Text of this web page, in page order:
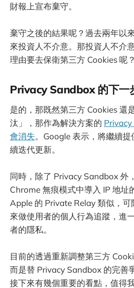
財報上宣布棄守。
棄守之後的結果呢？過去兩年以
來投資人不介意。那投資人不介
理由要去保衛第三方 Cookies 呢？
Privacy Sandbox 的下一
是的，那既然第三方 Cookies 還
汰」，那作為解決方案的
會消失。Google 表示，將繼續
續迭代更新。
同時，除了 Privacy Sandbox 外
Chrome 無痕模式中導入 IP 地址
Apple 的 Private Relay 類似，可
來做使用者的個人行為追蹤，進
者的隱私。
目前的透過重新調整第三方
而是替 Privacy Sandbox 的完善
接下來有幾個重要的看點，值得